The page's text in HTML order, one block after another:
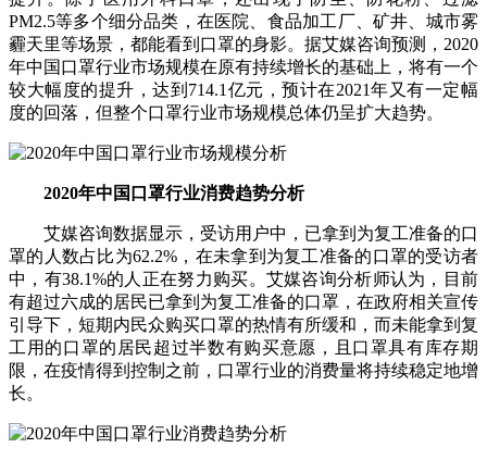
PM2.5等多个细分品类，在医院、食品加工厂、矿井、城市雾
霾天里等场景，都能看到口罩的身影。据艾媒咨询预测，2020
年中国口罩行业市场规模在原有持续增长的基础上，将有一个
较大幅度的提升，达到714.1亿元，预计在2021年又有一定幅
度的回落，但整个口罩行业市场规模总体仍呈扩大趋势。
2020年中国口罩行业消费趋势分析
艾媒咨询数据显示，受访用户中，已拿到为复工准备的口
罩的人数占比为62.2%，在未拿到为复工准备的口罩的受访者
中，有38.1%的人正在努力购买。艾媒咨询分析师认为，目前
有超过六成的居民已拿到为复工准备的口罩，在政府相关宣传
引导下，短期内民众购买口罩的热情有所缓和，而未能拿到复
工用的口罩的居民超过半数有购买意愿，且口罩具有库存期
限，在疫情得到控制之前，口罩行业的消费量将持续稳定地增
长。